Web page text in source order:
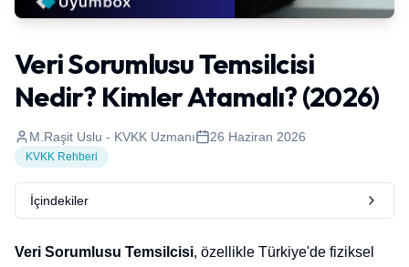
Veri Sorumlusu Temsilcisi
Nedir? Kimler Atamalı? (2026)
M.Raşit Uslu - KVKK Uzmanı 26 Haziran 2026
KVKK Rehberi
İçindekiler
Veri Sorumlusu Temsilcisi, özellikle Türkiye'de fiziksel